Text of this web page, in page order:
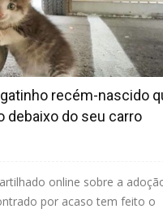
recém-nascido
debaixo do seu carro
online sobre a
por acaso tem feito o